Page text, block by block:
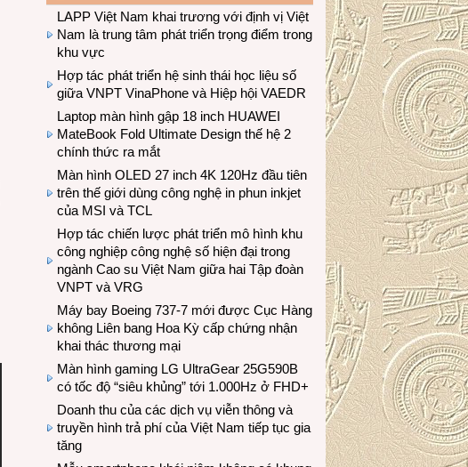
LAPP Việt Nam khai trương với định vị Việt
Nam là trung tâm phát triển trọng điểm trong
khu vực
Hợp tác phát triển hệ sinh thái học liệu số
giữa VNPT VinaPhone và Hiệp hội VAEDR
Laptop màn hình gập 18 inch HUAWEI
MateBook Fold Ultimate Design thế hệ 2
chính thức ra mắt
Màn hình OLED 27 inch 4K 120Hz đầu tiên
trên thế giới dùng công nghệ in phun inkjet
của MSI và TCL
Hợp tác chiến lược phát triển mô hình khu
công nghiệp công nghệ số hiện đại trong
ngành Cao su Việt Nam giữa hai Tập đoàn
VNPT và VRG
Máy bay Boeing 737-7 mới được Cục Hàng
không Liên bang Hoa Kỳ cấp chứng nhận
khai thác thương mại
Màn hình gaming LG UltraGear 25G590B
có tốc độ “siêu khủng” tới 1.000Hz ở FHD+
Doanh thu của các dịch vụ viễn thông và
truyền hình trả phí của Việt Nam tiếp tục gia
tăng